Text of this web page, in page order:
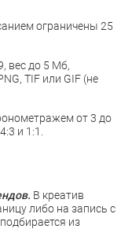
ограничены 25
вес до 5 Мб,
TIF или GIF (не
от 3 до
и 1:1.
В креатив
либо на запись с
из